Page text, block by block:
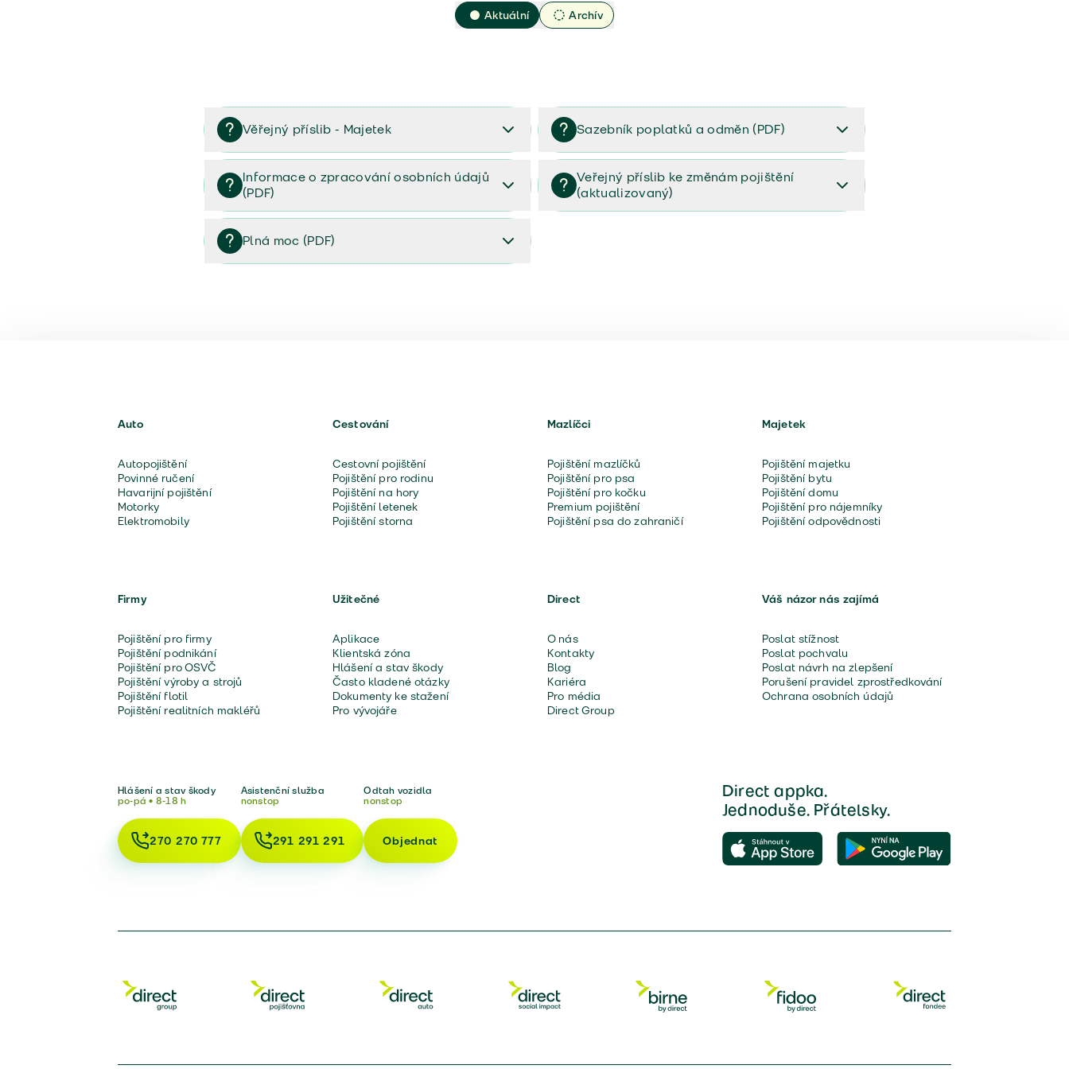
Aktuální Archív
Věřejný příslib - Majetek
Věřejný příslib majetek 2023
Sazebník poplatků a odměn (PDF)
Sazebník poplatků a odměn (PDF)
Informace o zpracování osobních údajů
(PDF)
Informace o zpracování osobních údajů (PDF)
Veřejný příslib ke změnám pojištění
(aktualizovaný)
Plná moc (PDF)
Auto
Autopojištění
Povinné ručení
Havarijní pojištění
Motorky
Elektromobily
Cestování
Cestovní pojištění
Pojištění pro rodinu
Pojištění na hory
Pojištění letenek
Pojištění storna
Mazlíčci
Pojištění mazlíčků
Pojištění pro psa
Pojištění pro kočku
Premium pojištění
Pojištění psa do zahraničí
Majetek
Pojištění majetku
Pojištění bytu
Pojištění domu
Pojištění pro nájemníky
Pojištění odpovědnosti
Firmy
Pojištění pro firmy
Pojištění podnikání
Pojištění pro OSVČ
Pojištění výroby a strojů
Pojištění flotil
Pojištění realitních makléřů
Užitečné
Aplikace
Klientská zóna
Hlášení a stav škody
Často kladené otázky
Dokumenty ke stažení
Pro vývojáře
Direct
O nás
Kontakty
Blog
Kariéra
Pro média
Direct Group
Váš názor nás zajímá
Poslat stížnost
Poslat pochvalu
Poslat návrh na zlepšení
Porušení pravidel zprostředkování
Ochrana osobních údajů
Hlášení a stav škody
po-pá • 8-18 h
270 270 777
Asistenční služba
nonstop
291 291 291
Odtah vozidla
nonstop
Objednat
Direct appka.
Jednoduše. Přátelsky.